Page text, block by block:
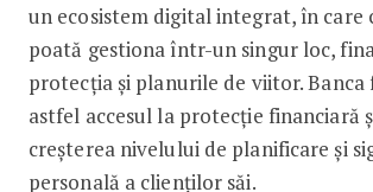
un ecosistem digital integrat, în care
poată gestiona într-un singur loc,
protecția și planurile de viitor. Banca
astfel accesul la protecție financiară
creșterea nivelului de planificare și
personală a clienților săi.